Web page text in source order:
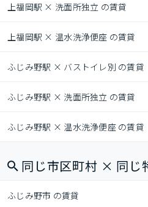
上福岡駅 × 洗面所独立 の賃貸
上福岡駅 × 温水洗浄便座 の賃貸
ふじみ野駅 × バストイレ別 の賃貸
ふじみ野駅 × 洗面所独立 の賃貸
ふじみ野駅 × 温水洗浄便座 の賃貸
同じ市区町村 × 同じ
ふじみ野市 の賃貸